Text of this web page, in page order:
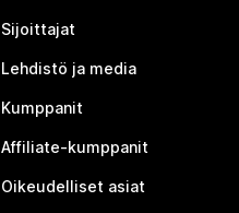
Sijoittajat
Lehdistö ja media
Kumppanit
Affiliate-kumppanit
Oikeudelliset asiat